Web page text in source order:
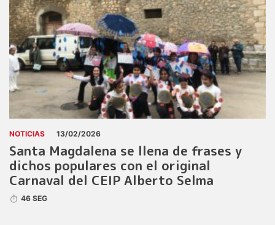
NOTICIAS 13/02/2026
Santa Magdalena se llena de frases y
dichos populares con el original
Carnaval del CEIP Alberto Selma
46 SEG